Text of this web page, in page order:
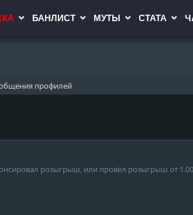
БАНЛИСТ МУТЫ СТАТА
профилей
розыгрыш, или провёл розыгрыш от